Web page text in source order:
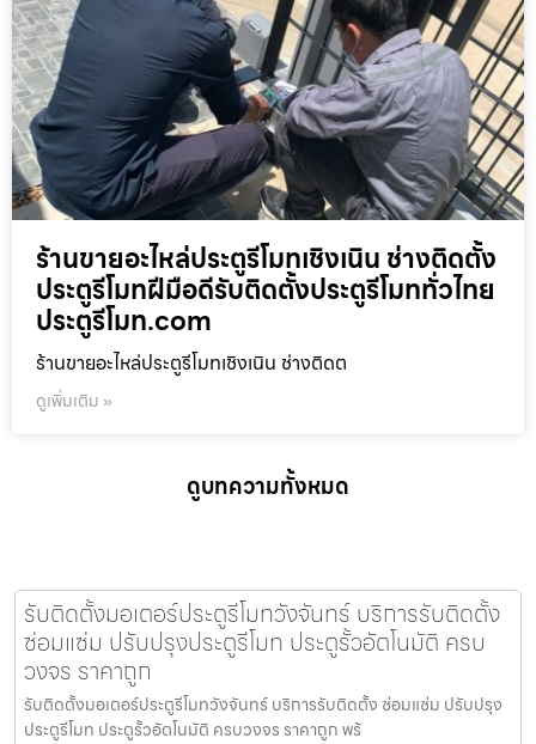
ร้านขายอะไหล่ประตูรีโมทเชิงเนิน ช่างติดตั้ง
ประตูรีโมทฝีมือดีรับติดตั้งประตูรีโมททั่วไทย
ประตูรีโมท.com
ร้านขายอะไหล่ประตูรีโมทเชิงเนิน ช่างติดต
ดูเพิ่มเติม »
ดูบทความทั้งหมด
รับติดตั้งมอเตอร์ประตูรีโมทวังจันทร์ บริการรับติดตั้ง
ซ่อมแซ่ม ปรับปรุงประตูรีโมท ประตูรั้วอัตโนมัติ ครบ
วงจร ราคาถูก
รับติดตั้งมอเตอร์ประตูรีโมทวังจันทร์ บริการรับติดตั้ง ซ่อมแซ่ม ปรับปรุง
ประตูรีโมท ประตูรั้วอัตโนมัติ ครบวงจร ราคาถูก พร้